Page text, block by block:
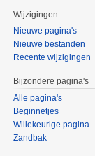
Wijzigingen
Nieuwe pagina's
Nieuwe bestanden
Recente wijzigingen
Bijzondere pagina's
Alle pagina's
Beginnetjes
Willekeurige pagina
Zandbak